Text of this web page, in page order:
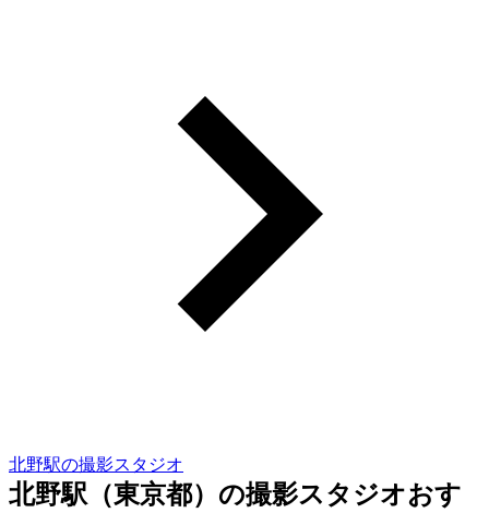
北野駅の撮影スタジオ
北野駅（東京都）の撮影スタジオおす